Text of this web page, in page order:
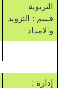
التربوية
قسم : التزويد
والامداد
إدارة :